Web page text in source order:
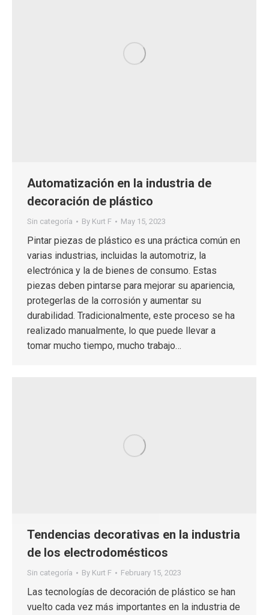
Automatización en la industria de
decoración de plástico
Sin categoría By Kurt F May 15, 2023
Pintar piezas de plástico es una práctica común en
varias industrias, incluidas la automotriz, la
electrónica y la de bienes de consumo. Estas
piezas deben pintarse para mejorar su apariencia,
protegerlas de la corrosión y aumentar su
durabilidad. Tradicionalmente, este proceso se ha
realizado manualmente, lo que puede llevar a
tomar mucho tiempo, mucho trabajo…
Tendencias decorativas en la industria
de los electrodomésticos
Sin categoría By Kurt F February 15, 2023
Las tecnologías de decoración de plástico se han
vuelto cada vez más importantes en la industria de